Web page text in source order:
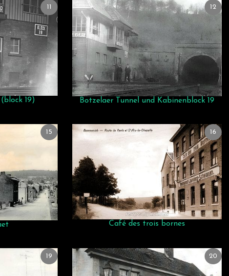
19)
11
Botzelaer Tunnel und Kabinenblock 19
12
15
Café des trois bornes
16
19 20